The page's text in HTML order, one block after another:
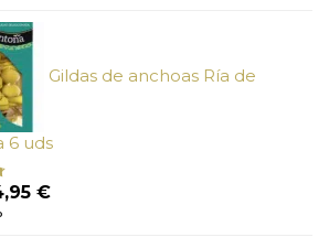
€.
Gildas de anchoas Ría de
6 uds
€El